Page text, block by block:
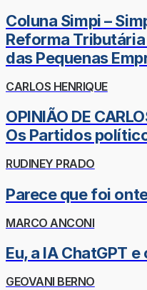
Coluna Simpi –
Reforma
das Pequenas
CARLOS HENRIQUE
OPINIÃO DE
Os Partidos
RUDINEY PRADO
Parece que foi
MARCO ANCONI
Eu, a IA ChatGPT
GEOVANI BERNO